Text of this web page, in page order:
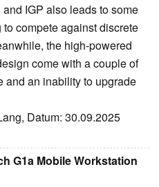
IGP also leads to some
compete against discrete
the high-powered
come with a couple of
and an inability to upgrade
Datum: 30.09.2025
G1a Mobile Workstation